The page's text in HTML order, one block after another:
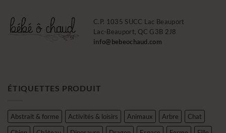
C.P. 1035 SUCC Lac Beauport
Lac-Beauport, QC G3B 2J8
info@bebeochaud.com
ÉTIQUETTES PRODUIT
Abstrait & forme Activités & loisirs Animaux Arbre
Chat